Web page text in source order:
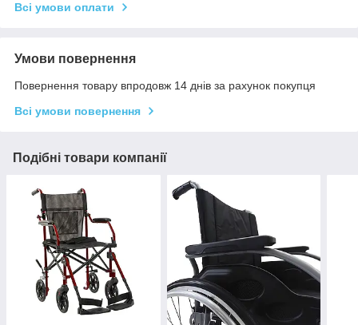
Всі умови оплати
Умови повернення
Повернення товару впродовж 14 днів за рахунок покупця
Всі умови повернення
Подібні товари компанії